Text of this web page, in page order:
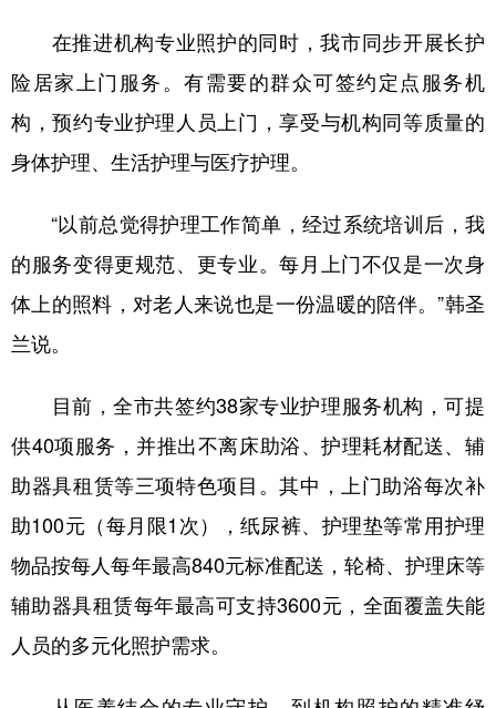
在推进机构专业照护的同时，我市同步开展长护
险居家上门服务。有需要的群众可签约定点服务机
构，预约专业护理人员上门，享受与机构同等质量的
身体护理、生活护理与医疗护理。
“以前总觉得护理工作简单，经过系统培训后，我
的服务变得更规范、更专业。每月上门不仅是一次身
体上的照料，对老人来说也是一份温暖的陪伴。”韩圣
兰说。
目前，全市共签约38家专业护理服务机构，可提
供40项服务，并推出不离床助浴、护理耗材配送、辅
助器具租赁等三项特色项目。其中，上门助浴每次补
助100元（每月限1次），纸尿裤、护理垫等常用护理
物品按每人每年最高840元标准配送，轮椅、护理床等
辅助器具租赁每年最高可支持3600元，全面覆盖失能
人员的多元化照护需求。